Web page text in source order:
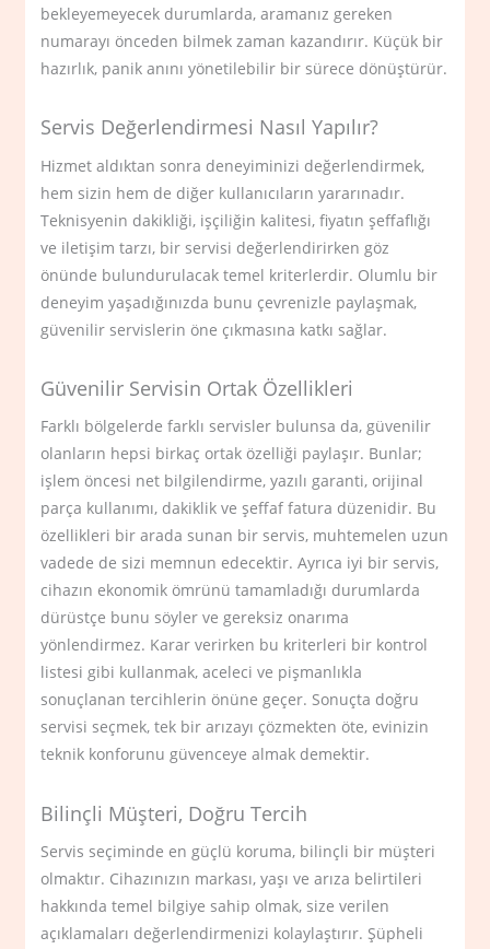
bekleyemeyecek durumlarda, aramanız gereken
numarayı önceden bilmek zaman kazandırır. Küçük bir
hazırlık, panik anını yönetilebilir bir sürece dönüştürür.
Servis Değerlendirmesi Nasıl Yapılır?
Hizmet aldıktan sonra deneyiminizi değerlendirmek,
hem sizin hem de diğer kullanıcıların yararınadır.
Teknisyenin dakikliği, işçiliğin kalitesi, fiyatın şeffaflığı
ve iletişim tarzı, bir servisi değerlendirirken göz
önünde bulundurulacak temel kriterlerdir. Olumlu bir
deneyim yaşadığınızda bunu çevrenizle paylaşmak,
güvenilir servislerin öne çıkmasına katkı sağlar.
Güvenilir Servisin Ortak Özellikleri
Farklı bölgelerde farklı servisler bulunsa da, güvenilir
olanların hepsi birkaç ortak özelliği paylaşır. Bunlar;
işlem öncesi net bilgilendirme, yazılı garanti, orijinal
parça kullanımı, dakiklik ve şeffaf fatura düzenidir. Bu
özellikleri bir arada sunan bir servis, muhtemelen uzun
vadede de sizi memnun edecektir. Ayrıca iyi bir servis,
cihazın ekonomik ömrünü tamamladığı durumlarda
dürüstçe bunu söyler ve gereksiz onarıma
yönlendirmez. Karar verirken bu kriterleri bir kontrol
listesi gibi kullanmak, aceleci ve pişmanlıkla
sonuçlanan tercihlerin önüne geçer. Sonuçta doğru
servisi seçmek, tek bir arızayı çözmekten öte, evinizin
teknik konforunu güvenceye almak demektir.
Bilinçli Müşteri, Doğru Tercih
Servis seçiminde en güçlü koruma, bilinçli bir müşteri
olmaktır. Cihazınızın markası, yaşı ve arıza belirtileri
hakkında temel bilgiye sahip olmak, size verilen
açıklamaları değerlendirmenizi kolaylaştırır. Şüpheli